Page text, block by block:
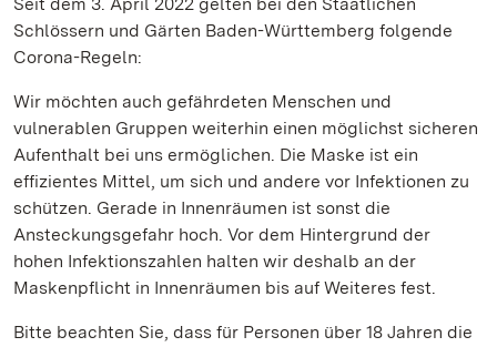
Schlössern und Gärten Baden-Württemberg folgende
Corona-Regeln:
Wir möchten auch gefährdeten Menschen und
vulnerablen Gruppen weiterhin einen möglichst sicheren
Aufenthalt bei uns ermöglichen. Die Maske ist ein
effizientes Mittel, um sich und andere vor Infektionen zu
schützen. Gerade in Innenräumen ist sonst die
Ansteckungsgefahr hoch. Vor dem Hintergrund der
hohen Infektionszahlen halten wir deshalb an der
Maskenpflicht in Innenräumen bis auf Weiteres fest.
Bitte beachten Sie, dass für Personen über 18 Jahren die